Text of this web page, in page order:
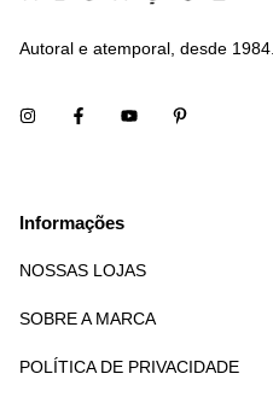
Autoral e atemporal, desde 1984.
Informações
NOSSAS LOJAS
SOBRE A MARCA
POLÍTICA DE PRIVACIDADE